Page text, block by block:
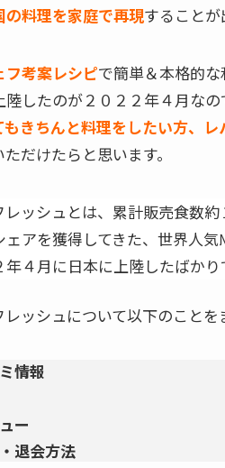
の料理を家庭で再現することが
フ考案レシピで簡単＆本格的
陸したのが２０２２年４月なの
もきちんと料理をしたい方、
だけたらと思います。
レッシュとは、累計販売食数
ェアを獲得してきた、世界人気
年４月に日本に上陸したばか
レッシュについて以下のことを
情報
ー
退会方法